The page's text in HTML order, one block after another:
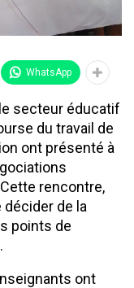
WhatsApp
secteur éducatif
du travail de
ont présenté à
rencontre,
de la
points de
ont